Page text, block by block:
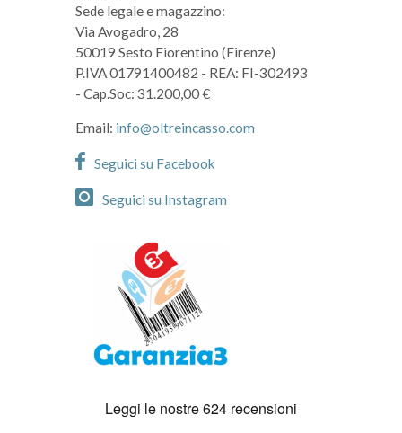
Sede legale e magazzino:
Via Avogadro, 28
50019 Sesto Fiorentino (Firenze)
P.IVA 01791400482 - REA: FI-302493
- Cap.Soc: 31.200,00 €
Email: info@oltreincasso.com
Seguici su Facebook
Seguici su Instagram